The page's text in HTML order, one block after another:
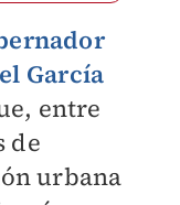
García
entre
de
urbana